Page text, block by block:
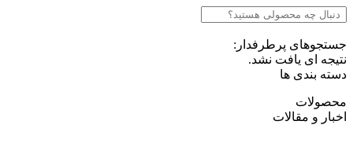
جستجوهای پرطرفدار:
نتیجه ای یافت نشد.
دسته بندی ها
محصولات
اخبار و مقالات